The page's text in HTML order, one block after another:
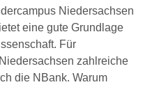
Niedersachsen
eine gute Grundlage
Für
zahlreiche
die NBank. Warum